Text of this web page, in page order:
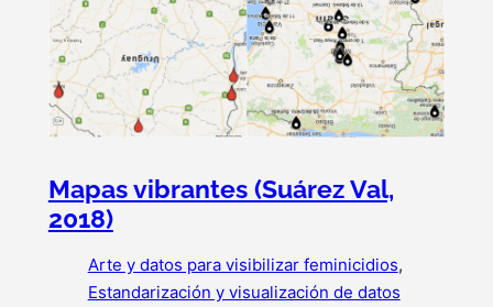
Mapas vibrantes (Suárez Val,
2018)
Arte y datos para visibilizar feminicidios
Estandarización y visualización de datos